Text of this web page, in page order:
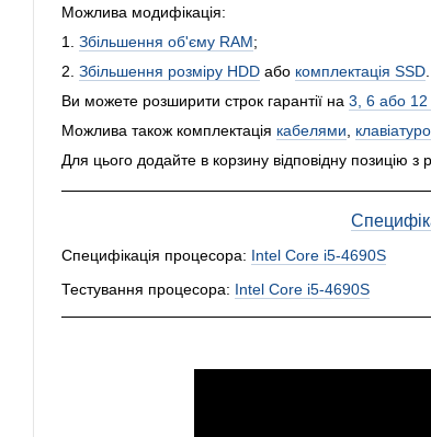
Можлива модифікація:
1. Збільшення об'єму RAM;
2. Збільшення розміру HDD або комплектація SSD
Ви можете розширити строк гарантії на 3, 6 або 12
Можлива також комплектація кабелями
Для цього додайте в корзину відповідну позицію з
Специфікація процесора: Intel Core i5-4690S
Тестування процесора: Intel Core i5-4690S